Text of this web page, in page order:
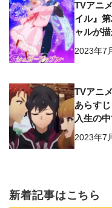
TVアニ
イル』
ャルが
2023年7
TVアニ
あらす
入生の
われる
2023年7
新着記事はこちら